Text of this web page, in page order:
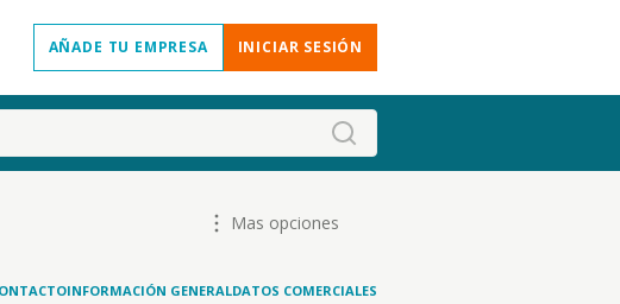
AÑADE TU EMPRESA INICIAR SESIÓN
Mas opciones
INFORMACIÓN GENERALDATOS COMERCIALES